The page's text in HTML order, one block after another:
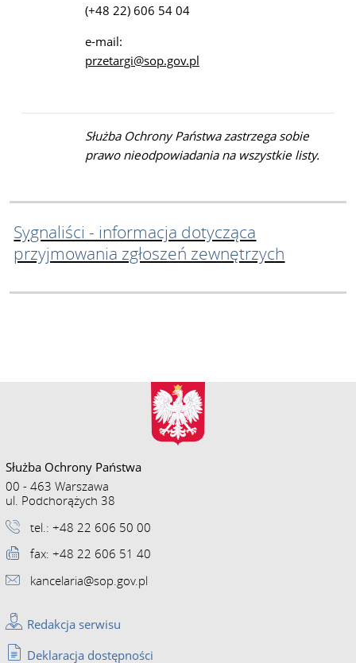
(+48 22) 606 54 04
e-mail:
przetargi@sop.gov.pl
Służba Ochrony Państwa zastrzega sobie
prawo nieodpowiadania na wszystkie listy.
Sygnaliści - informacja dotycząca
przyjmowania zgłoszeń zewnętrzych
Służba Ochrony Państwa
00 - 463 Warszawa
ul. Podchorążych 38
tel.: +48 22 606 50 00
fax: +48 22 606 51 40
kancelaria@sop.gov.pl
Redakcja serwisu
Deklaracja dostępności